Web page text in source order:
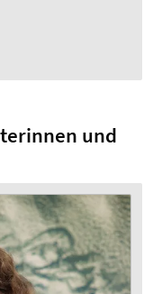
und